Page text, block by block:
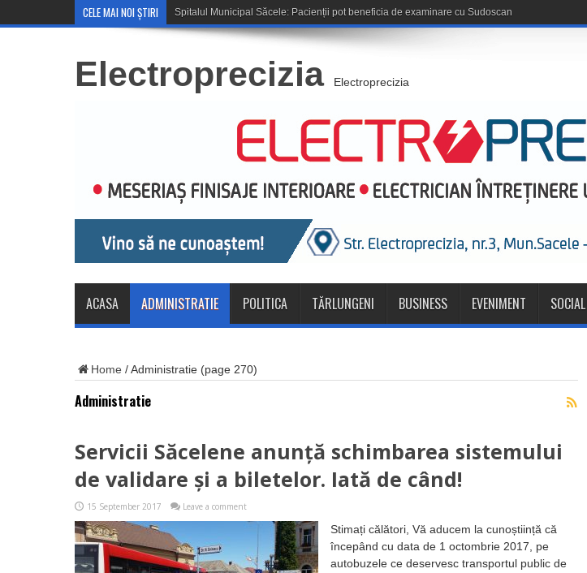
CELE MAI NOI ȘTIRI Cupa României: CSM Săcele
Electroprecizia Electroprecizia
ACASA ADMINISTRATIE POLITICA TĂRLUNGENI BUSINESS EVENIMENT SOCIAL
Home /Administratie (page 270)
Administratie
Servicii Săcelene anunță schimbarea sistemului
de validare și a biletelor. Iată de când!
15 September 2017 Leave a comment
Stimați călători, Vă aducem la cunoștiință că
începând cu data de 1 octombrie 2017, pe
autobuzele ce deservesc transportul public de